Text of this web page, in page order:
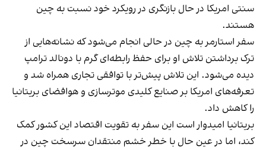
سنتی امریکا در حال بازنگری در رویکرد خود نسبت به چین
هستند.
سفر استارمر به چین در حالی انجام می‌شود که نشانه‌هایی از
ترک برداشتن تلاش او برای حفظ رابطه‌ای گرم با دونالد ترامپ
دیده می‌شود. این تلاش پیش‌تر با توافقی تجاری همراه شد و
تعرفه‌های امریکا بر صنایع کلیدی موترسازی و هوافضای بریتانیا
را کاهش داد.
بریتانیا امیدوار است این سفر به تقویت اقتصاد این کشور کمک
کند، اما در عین حال با خطر خشم منتقدان سرسخت چین در